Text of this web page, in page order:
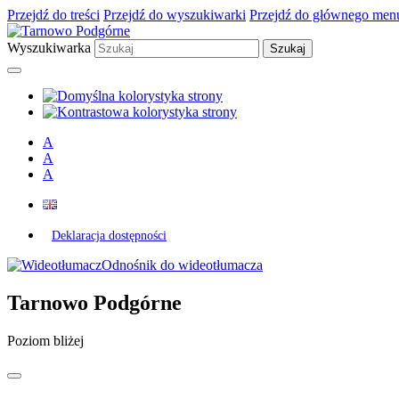
Przejdź do treści Przejdź do wyszukiwarki Przejdź do głównego
Wyszukiwarka
A
A
A
Deklaracja dostępności
Odnośnik do wideotłumacza
Tarnowo Podgórne
Poziom bliżej